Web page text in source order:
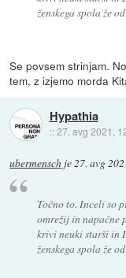
ženskega spola že
Se povsem strinjam.
tem, z izjemo morda
Hypathia
::27. avg 2021,
ubermensch je27. avg
Točno to. Inceli so
omrežij in napačne
krivi neuki starši in
ženskega spola že